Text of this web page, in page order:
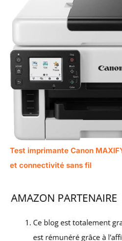
Test imprimante Canon
et connectivité sans fil